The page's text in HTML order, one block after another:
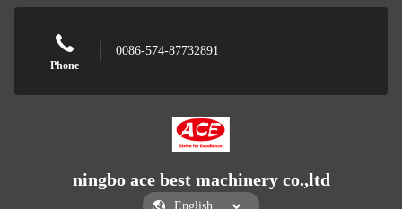
Phone
0086-574-87732891
ningbo ace best machinery co.,ltd